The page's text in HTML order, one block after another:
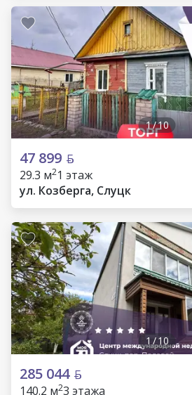
1/10
47 899
29.3 м21 этаж
ул. Козберга, Слуцк
1 /10
285 044
140.2 м23 этажа